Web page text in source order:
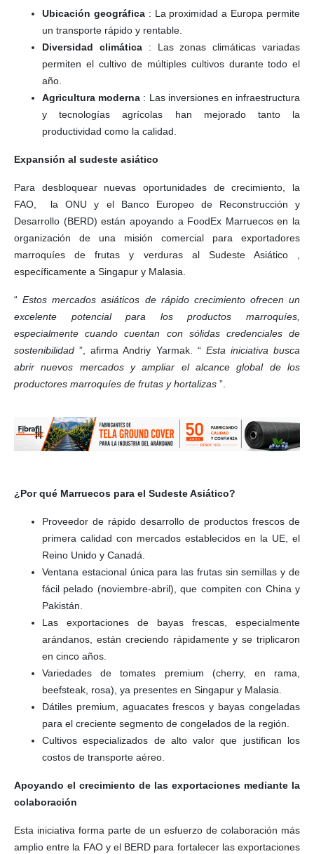
Ubicación geográfica: La proximidad a Europa permite
un transporte rápido y rentable.
Diversidad climática: Las zonas climáticas variadas
permiten el cultivo de múltiples cultivos durante todo el
año.
Agricultura moderna : Las inversiones en infraestructura
y tecnologías agrícolas han mejorado tanto la
productividad como la calidad.
Expansión al sudeste asiático
Para desbloquear nuevas oportunidades de crecimiento, la
FAO, la ONU y el Banco Europeo de Reconstrucción y
Desarrollo (BERD) están apoyando a FoodEx Marruecos en la
organización de una misión comercial para exportadores
marroquíes de frutas y verduras al Sudeste Asiático ,
específicamente a Singapur y Malasia.
“Estos mercados asiáticos de rápido crecimiento ofrecen un
excelente potencial para los productos marroquíes,
especialmente cuando cuentan con sólidas credenciales de
sostenibilidad ”, afirma Andriy Yarmak. “ Esta iniciativa busca
abrir nuevos mercados y ampliar el alcance global de los
productores marroquíes de frutas y hortalizas ”.
¿Por qué Marruecos para el Sudeste Asiático?
Proveedor de rápido desarrollo de productos frescos de
primera calidad con mercados establecidos en la UE, el
Reino Unido y Canadá.
Ventana estacional única para las frutas sin semillas y de
fácil pelado (noviembre-abril), que compiten con China y
Pakistán.
Las exportaciones de bayas frescas, especialmente
arándanos, están creciendo rápidamente y se triplicaron
en cinco años.
Variedades de tomates premium (cherry, en rama,
beefsteak, rosa), ya presentes en Singapur y Malasia.
Dátiles premium, aguacates frescos y bayas congeladas
para el creciente segmento de congelados de la región.
Cultivos especializados de alto valor que justifican los
costos de transporte aéreo.
Apoyando el crecimiento de las exportaciones mediante la
colaboración
Esta iniciativa forma parte de un esfuerzo de colaboración más
amplio entre la FAO y el BERD para fortalecer las exportaciones